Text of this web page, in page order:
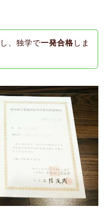
、独学で一発合格しま